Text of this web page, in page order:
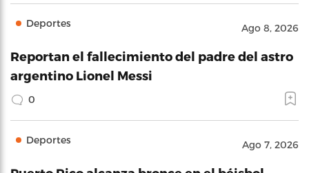
Deportes Ago 8, 2026
Reportan el fallecimiento del padre del astro
argentino Lionel Messi
0
Deportes Ago 7, 2026